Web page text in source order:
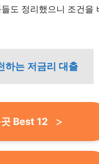
도 정리했으니 조건을
하는 저금리 대출
Best 12